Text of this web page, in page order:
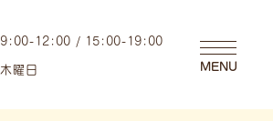
9:00-12:00 / 15:00-19:00
木曜日 MENU